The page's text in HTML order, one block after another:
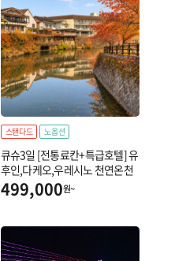
스탠다드 노옵션
큐슈3일 [전통료칸+특급호텔] 유
후인,다케오,우레시노 천연온천
499,000원~